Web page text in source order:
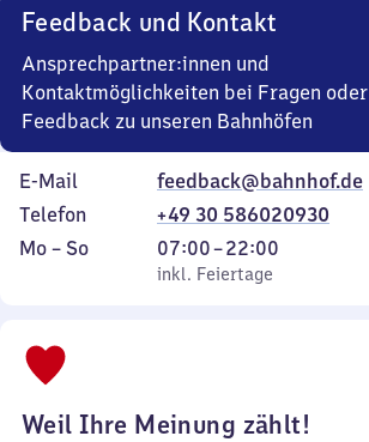
Feedback und Kontakt
Ansprechpartner:innen und
Kontaktmöglichkeiten bei Fragen oder
Feedback zu unseren Bahnhöfen
E-Mail
feedback@bahnhof.de
Telefon
+49 30 586020930
Montag
Mo – So,
inkl. Feiertage
07:00–22:00
Von
7
inkl. Feiertage
Weil Ihre Meinung zählt!